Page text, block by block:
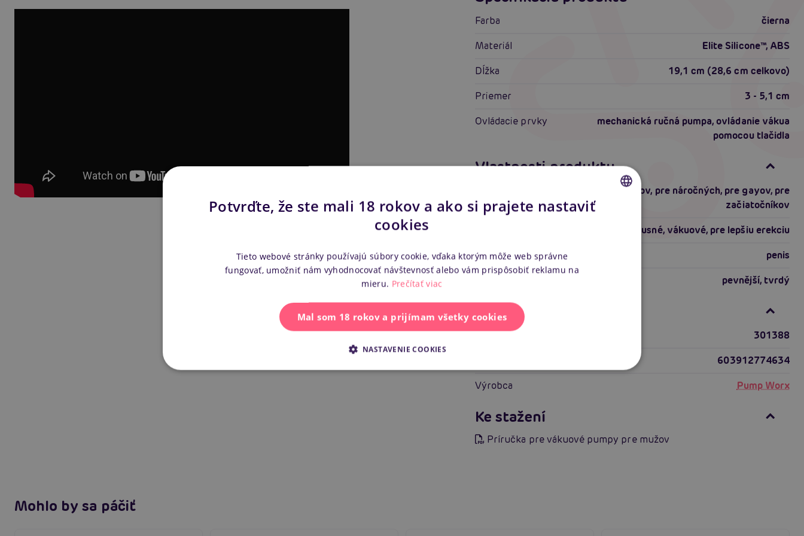
Farba
čierna
Materiál
Elite Silicone™, ABS
Dĺžka
19,1 cm (28,6 cm celkovo)
Priemer
3 - 5,1 cm
Ovládacie prvky
mechanická ručná pumpa, ovládanie vákua
pomocou tlačidla
Vlastnosti produktu
pre mužov, pre náročných, pre gayov, pre
začiatočníkov
luxusné, vákuové, pre lepšiu erekciu
Stimulácia
penis
pevnější, tvrdý
Ďalšie informácie
Náš kód
301388
603912774634
Výrobca
Pump Worx
Ke stažení
Príručka pre vákuové pumpy pre mužov
Mohlo by sa páčiť
Potvrďte, že ste mali 18 rokov a ako si prajete nastaviť
cookies
Tieto webové stránky používajú súbory cookie, vďaka ktorým môže web správne
fungovať, umožniť nám vyhodnocovať návštevnosť alebo vám prispôsobiť reklamu na
mieru. Prečítať viac
Mal som 18 rokov a prijímam všetky cookies
NASTAVENIE COOKIES